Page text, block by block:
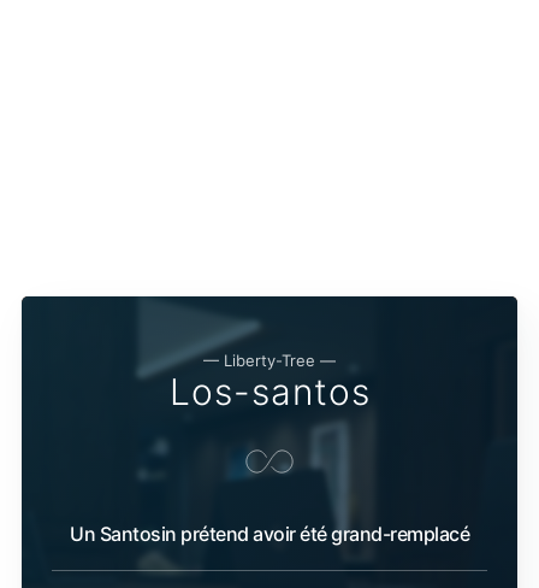
— Liberty-Tree —
Los-santos
Un Santosin prétend avoir été grand-remplacé